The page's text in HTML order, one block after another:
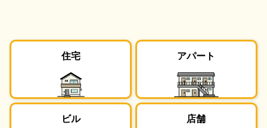
住宅 アパート
ビル 店舗